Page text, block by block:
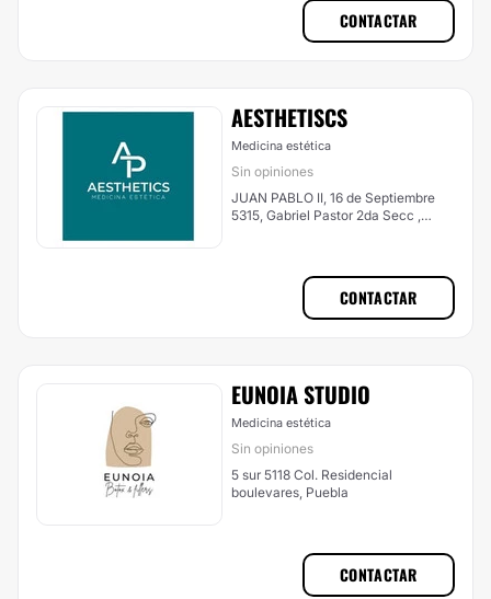
CONTACTAR
AESTHETISCS
Medicina estética
Sin opiniones
JUAN PABLO II, 16 de Septiembre
5315, Gabriel Pastor 2da Secc ,
CONTACTAR
EUNOIA STUDIO
Medicina estética
Sin opiniones
5 sur 5118 Col. Residencial
boulevares, Puebla
CONTACTAR